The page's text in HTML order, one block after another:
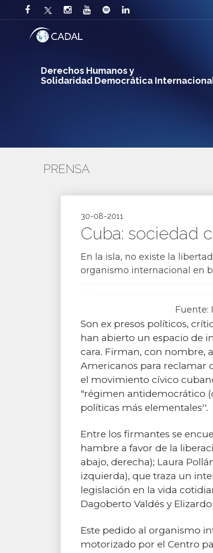
Derechos Humanos y
Solidaridad Democrática
PRENSA
30-08-2011
Cuba: sociedad
En la isla, no existe la
organismo internacional en
Fuente:
Son ex presos políticos,
han abierto un espacio de
cara. Firman, con nombre,
Americanos para reclamar
el movimiento cívico
"régimen antidemocrático
políticas más elementales''.
Entre los firmantes se
hambre a favor de la
abajo, derecha); Laura
izquierda), que traza un
legislación en la vida
Dagoberto Valdés y
Este pedido al organismo
motorizado por el Centro